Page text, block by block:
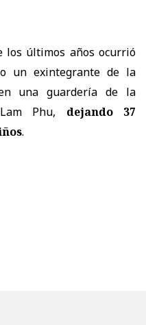
los últimos años ocurrió
un exintegrante de la
una guardería de la
Phu, dejando 37
.